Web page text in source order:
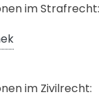
im Strafrecht:
im Zivilrecht: